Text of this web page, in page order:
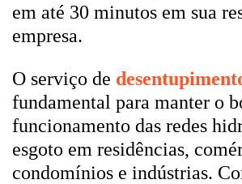
em até 30 minutos em sua
empresa.
O serviço de
fundamental para manter o
funcionamento das redes
esgoto em residências,
condomínios e indústrias.